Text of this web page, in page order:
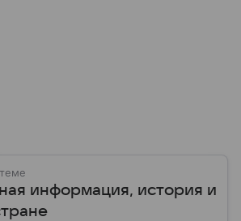
информация, история и